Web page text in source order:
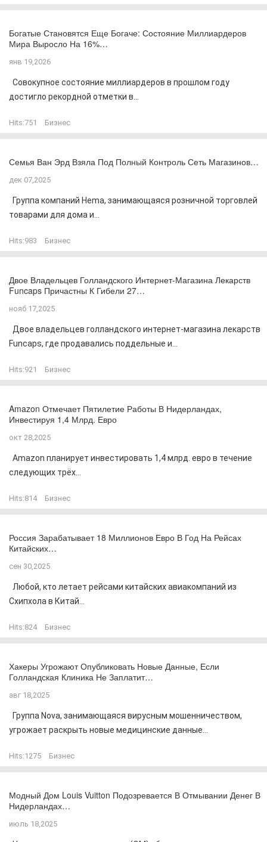
Богатые Становятся Еще Богаче: Состояние Миллиардеров
Мира Выросло На 16%…
янв 19,2026
Совокупное состояние миллиардеров в прошлом году
достигло рекордной отметки в...
Hits:751 Бизнес
Семья Ван Эрд Взяла Под Полный Контроль Сеть Магазинов…
дек 07,2025
Группа компаний Hema, занимающаяся розничной торговлей
товарами для дома и...
Hits:983 Бизнес
Двое Владельцев Голландского Интернет-Магазина Лекарств
Funcaps Причастны К Гибели 27…
нояб 17,2025
Двое владельцев голландского интернет-магазина лекарств
Funcaps, где продавались поддельные и...
Hits:921 Бизнес
Amazon Отмечает Пятилетие Работы В Нидерландах,
Инвестируя 1,4 Млрд. Евро
окт 28,2025
Amazon планирует инвестировать 1,4 млрд. евро в течение
следующих трёх...
Hits:814 Бизнес
Россия Зарабатывает 18 Миллионов Евро В Год На Рейсах
Китайских…
сен 30,2025
Любой, кто летает рейсами китайских авиакомпаний из
Схипхола в Китай...
Hits:824 Бизнес
Хакеры Угрожают Опубликовать Новые Данные, Если
Голландская Клиника Не Заплатит…
авг 18,2025
Группа Nova, занимающаяся вирусным мошенничеством,
угрожает раскрыть новые медицинские данные...
Hits:1275 Бизнес
Модный Дом Louis Vuitton Подозревается В Отмывании Денег В
Нидерландах…
июль 18,2025